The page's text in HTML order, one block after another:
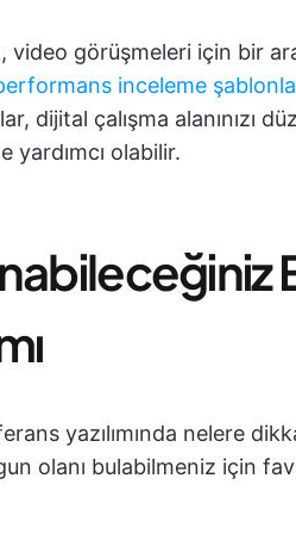
video görüşmeleri için bir
inceleme
dijital çalışma alanınızı
yardımcı olabilir.
yazılımında nelere
olanı bulabilmeniz için